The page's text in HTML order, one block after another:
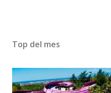
Top del mes